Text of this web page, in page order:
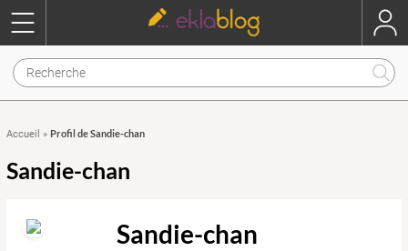
Accueil » Profil de Sandie-chan
Sandie-chan
Sandie-chan